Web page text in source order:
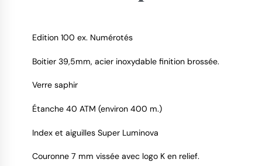
Edition 100 ex. Numérotés
Boitier 39,5mm, acier inoxydable finition brossée.
Verre saphir
Étanche 40 ATM (environ 400 m.)
Index et aiguilles Super Luminova
Couronne 7 mm vissée avec logo K en relief.